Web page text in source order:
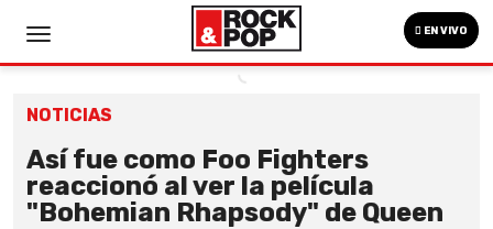
EN VIVO
NOTICIAS
Así fue como Foo Fighters
reaccionó al ver la película
"Bohemian Rhapsody" de Queen